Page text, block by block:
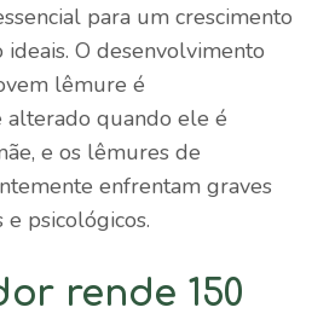
para um crescimento
O desenvolvimento
lêmure é
quando ele é
e os lêmures de
enfrentam graves
e psicológicos.
rende 150